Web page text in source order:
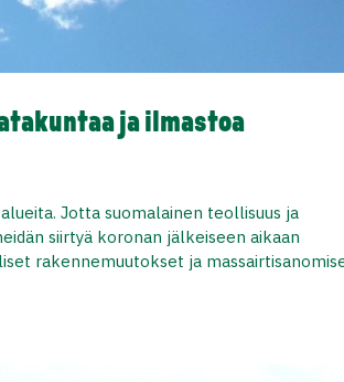
ja ilmastoa
Jotta suomalainen teollisuus ja
siirtyä koronan jälkeiseen aikaan
rakennemuutokset ja